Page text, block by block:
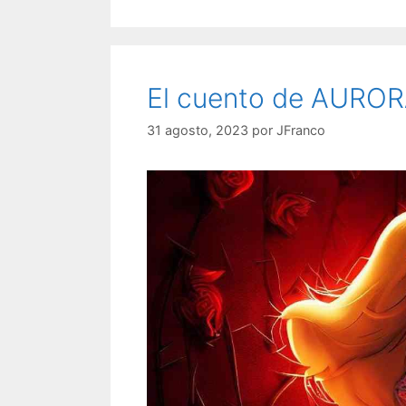
El cuento de
31 agosto, 2023 por JFranco